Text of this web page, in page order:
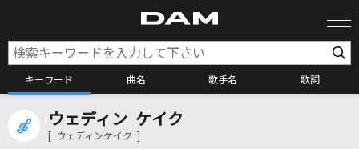
キーワード 曲名 歌手名 歌詞
カラオケ検索
ウェディン ケイク
[ ウェディンケイク ]